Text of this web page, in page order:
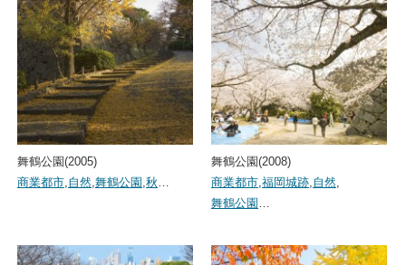
舞鶴公園(2005)
商業都市,自然,舞鶴公園 ,秋…
舞鶴公園(2008)
商業都市,福岡城跡,自然,
舞鶴公園 …